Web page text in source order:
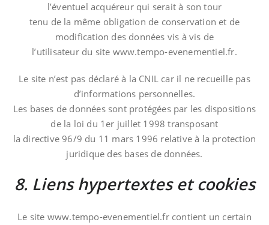
l’éventuel acquéreur qui serait à son tour
tenu de la même obligation de conservation et de
modification des données vis à vis de
l’utilisateur du site www.tempo-evenementiel.fr.
Le site n’est pas déclaré à la CNIL car il ne recueille pas
d’informations personnelles.
Les bases de données sont protégées par les dispositions
de la loi du 1er juillet 1998 transposant
la directive 96/9 du 11 mars 1996 relative à la protection
juridique des bases de données.
8. Liens hypertextes et cookies
Le site www.tempo-evenementiel.fr contient un certain